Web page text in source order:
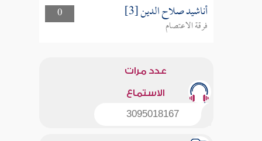
0
أناشيد صلاح الدين [3]
فرقة الاعتصام
عدد مرات
الاستماع
3095018167